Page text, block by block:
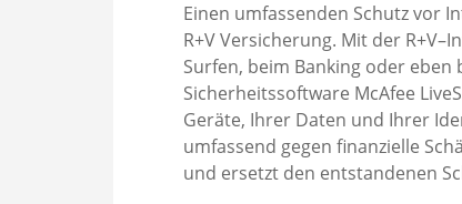
Einen umfassenden Schutz vor
R+V Versicherung. Mit der
Surfen, beim Banking oder eben
Sicherheitssoftware McAfee
Geräte, Ihrer Daten und Ihrer
umfassend gegen finanzielle
und ersetzt den entstandenen